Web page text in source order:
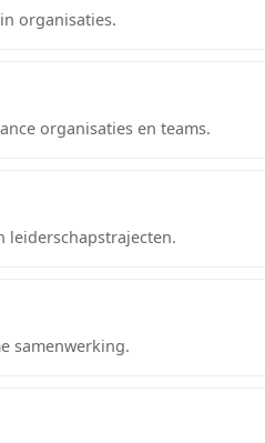
organisaties.
organisaties en teams.
leiderschapstrajecten.
samenwerking.